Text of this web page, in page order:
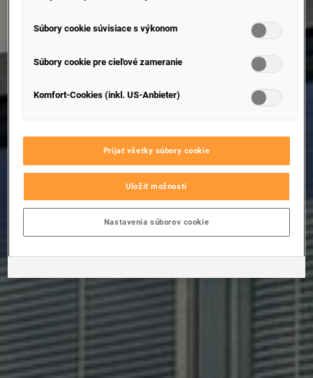
Súbory cookie súvisiace s výkonom
Súbory cookie pre cieľové zameranie
Komfort-Cookies (inkl. US-Anbieter)
Prijať všetky súbory cookie
Uložiť možnosti
Nastavenia súborov cookie